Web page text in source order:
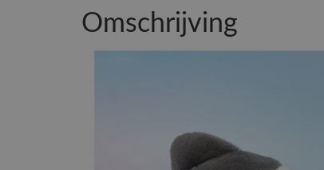
Omschrijving